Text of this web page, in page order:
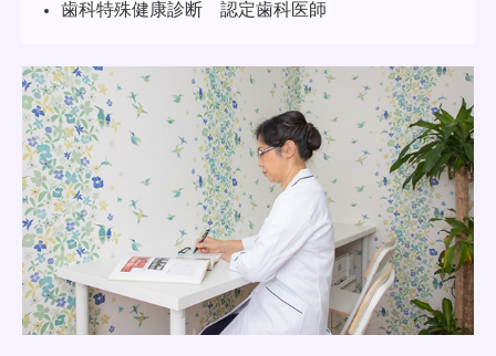
歯科特殊健康診断 認定歯科医師